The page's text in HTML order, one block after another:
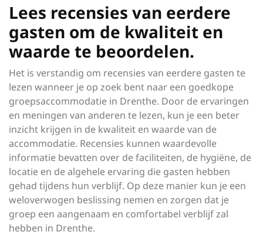
Lees recensies van eerdere
gasten om de kwaliteit en
waarde te beoordelen.
Het is verstandig om recensies van eerdere gasten te
lezen wanneer je op zoek bent naar een goedkope
groepsaccommodatie in Drenthe. Door de ervaringen
en meningen van anderen te lezen, kun je een beter
inzicht krijgen in de kwaliteit en waarde van de
accommodatie. Recensies kunnen waardevolle
informatie bevatten over de faciliteiten, de hygiëne, de
locatie en de algehele ervaring die gasten hebben
gehad tijdens hun verblijf. Op deze manier kun je een
weloverwogen beslissing nemen en zorgen dat je
groep een aangenaam en comfortabel verblijf zal
hebben in Drenthe.